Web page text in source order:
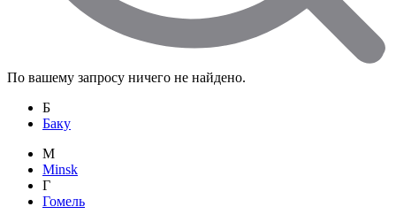
По вашему запросу ничего не найдено.
Б
Баку
M
Minsk
Г
Гомель